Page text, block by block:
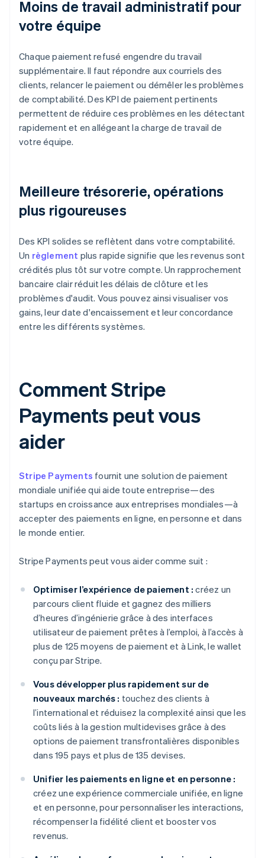
Moins de travail administratif pour
votre équipe
Chaque paiement refusé engendre du travail
supplémentaire. Il faut répondre aux courriels des
clients, relancer le paiement ou démêler les problèmes
de comptabilité. Des KPI de paiement pertinents
permettent de réduire ces problèmes en les détectant
rapidement et en allégeant la charge de travail de
votre équipe.
Meilleure trésorerie, opérations
plus rigoureuses
Des KPI solides se reflètent dans votre comptabilité.
Un règlement plus rapide signifie que les revenus sont
crédités plus tôt sur votre compte. Un rapprochement
bancaire clair réduit les délais de clôture et les
problèmes d'audit. Vous pouvez ainsi visualiser vos
gains, leur date d'encaissement et leur concordance
entre les différents systèmes.
Comment Stripe
Payments peut vous
aider
Stripe Payments fournit une solution de paiement
mondiale unifiée qui aide toute entreprise—des
startups en croissance aux entreprises mondiales—à
accepter des paiements en ligne, en personne et dans
le monde entier.
Stripe Payments peut vous aider comme suit :
Optimiser l’expérience de paiement : créez un
parcours client fluide et gagnez des milliers
d’heures d’ingénierie grâce à des interfaces
utilisateur de paiement prêtes à l’emploi, à l’accès à
plus de 125 moyens de paiement et à Link, le wallet
conçu par Stripe.
Vous développer plus rapidement sur de
nouveaux marchés : touchez des clients à
l’international et réduisez la complexité ainsi que les
coûts liés à la gestion multidevises grâce à des
options de paiement transfrontalières disponibles
dans 195 pays et plus de 135 devises.
Unifier les paiements en ligne et en personne :
créez une expérience commerciale unifiée, en ligne
et en personne, pour personnaliser les interactions,
récompenser la fidélité client et booster vos
revenus.